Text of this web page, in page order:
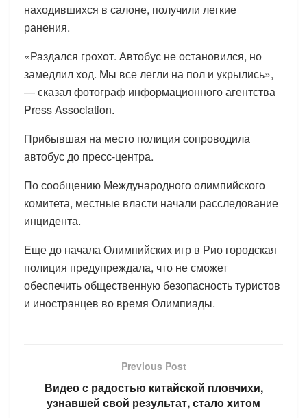
находившихся в салоне, получили легкие
ранения.
«Раздался грохот. Автобус не остановился, но
замедлил ход. Мы все легли на пол и укрылись»,
— сказал фотограф информационного агентства
Press Association.
Прибывшая на место полиция сопроводила
автобус до пресс-центра.
По сообщению Международного олимпийского
комитета, местные власти начали расследование
инцидента.
Еще до начала Олимпийских игр в Рио городская
полиция предупреждала, что не сможет
обеспечить общественную безопасность туристов
и иностранцев во время Олимпиады.
Previous Post
Видео с радостью китайской пловчихи,
узнавшей свой результат, стало хитом